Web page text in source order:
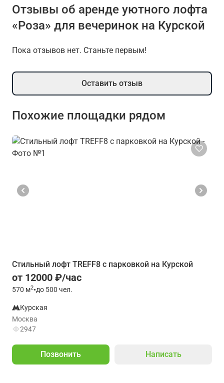
Отзывы об аренде уютного лофта
«Роза» для вечеринок на Курской
Пока отзывов нет. Станьте первым!
Оставить отзыв
Похожие площадки рядом
Стильный лофт TREFF8 с парковкой на Курской
от 12000 ₽/час
570 м2•до 500 чел.
Курская
Москва
2947
Позвонить Написать